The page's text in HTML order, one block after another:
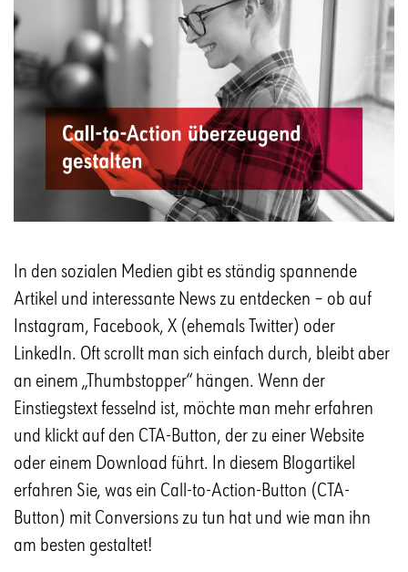
In den sozialen Medien gibt es ständig spannende
Artikel und interessante News zu entdecken – ob auf
Instagram, Facebook, X (ehemals Twitter) oder
LinkedIn. Oft scrollt man sich einfach durch, bleibt aber
an einem „Thumbstopper“ hängen. Wenn der
Einstiegstext fesselnd ist, möchte man mehr erfahren
und klickt auf den CTA-Button, der zu einer Website
oder einem Download führt. In diesem Blogartikel
erfahren Sie, was ein Call-to-Action-Button (CTA-
Button) mit Conversions zu tun hat und wie man ihn
am besten gestaltet!